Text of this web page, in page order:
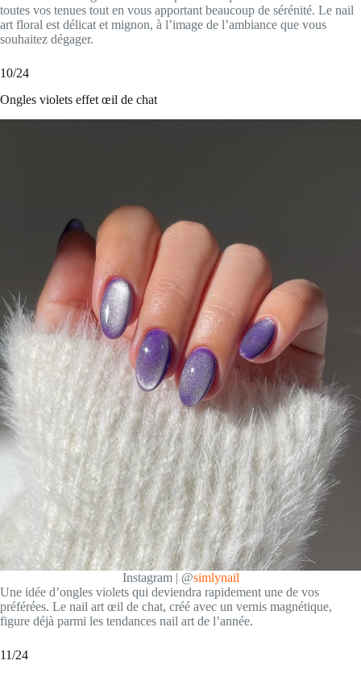
toutes vos tenues tout en vous apportant beaucoup de sérénité. Le nail
art floral est délicat et mignon, à l’image de l’ambiance que vous
souhaitez dégager.
10/24
Ongles violets effet œil de chat
Instagram | @simlynail
Une idée d’ongles violets qui deviendra rapidement une de vos
préférées. Le nail art œil de chat, créé avec un vernis magnétique,
figure déjà parmi les tendances nail art de l’année.
11/24